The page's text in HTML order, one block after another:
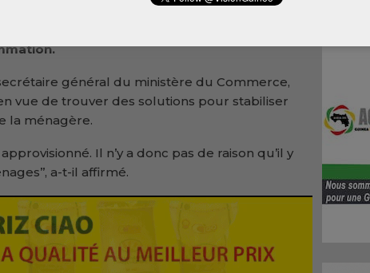
d’identifier des mécanismes efficaces
régulier et sécurisé du marché guinéen
général du ministère du Commerce,
vue de trouver des solutions pour stabiliser
la ménagère.
Il n’y a donc pas de raison qu’il y
a-t-il affirmé.